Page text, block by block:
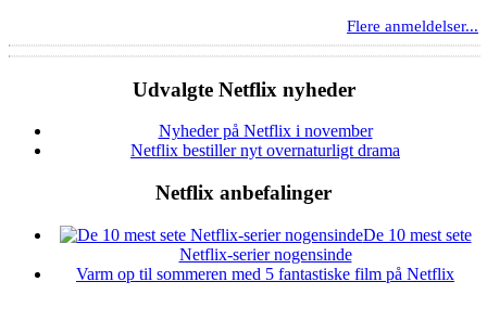
Flere anmeldelser...
Udvalgte Netflix nyheder
Nyheder på Netflix i november
Netflix bestiller nyt overnaturligt drama
Netflix anbefalinger
De 10 mest sete
Netflix-serier nogensinde
Varm op til sommeren med 5 fantastiske film på Netflix